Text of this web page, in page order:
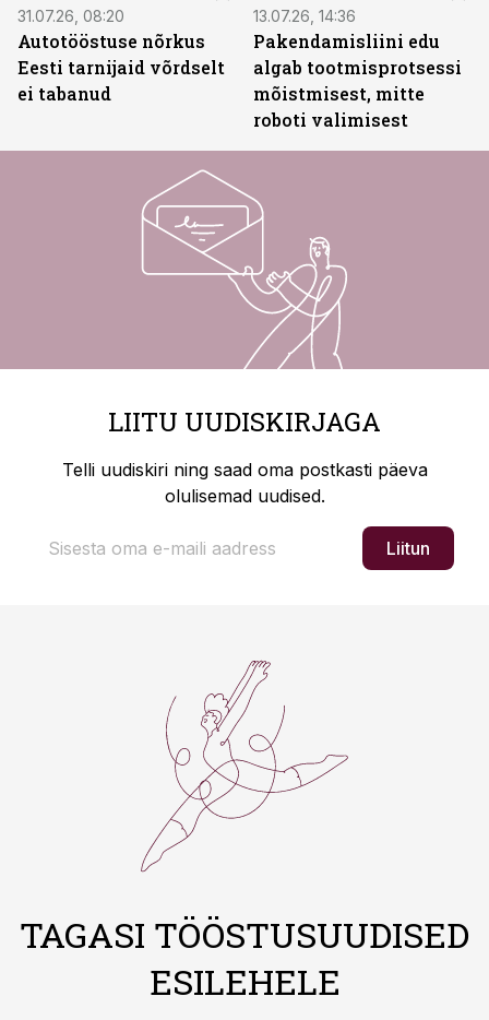
31.07.26, 08:20
Autotööstuse nõrkus
Eesti tarnijaid võrdselt
ei tabanud
13.07.26, 14:36
Pakendamisliini edu
algab tootmisprotsessi
mõistmisest, mitte
roboti valimisest
LIITU UUDISKIRJAGA
Telli uudiskiri ning saad oma postkasti päeva
olulisemad uudised.
Liitun
TAGASI TÖÖSTUSUUDISED
ESILEHELE